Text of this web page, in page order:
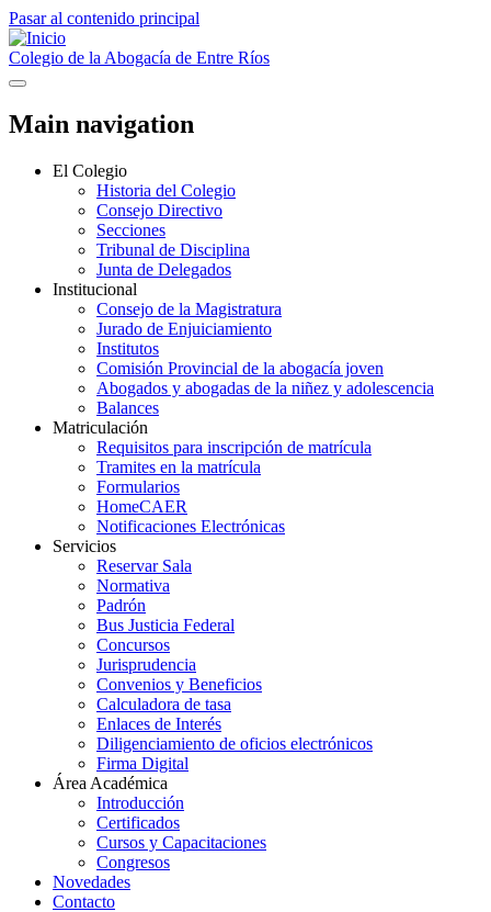
Pasar al contenido principal
Colegio de la Abogacía de Entre Ríos
Main navigation
El Colegio
Historia del Colegio
Consejo Directivo
Secciones
Tribunal de Disciplina
Junta de Delegados
Institucional
Consejo de la Magistratura
Jurado de Enjuiciamiento
Institutos
Comisión Provincial de la abogacía joven
Abogados y abogadas de la niñez y adolescencia
Balances
Matriculación
Requisitos para inscripción de matrícula
Tramites en la matrícula
Formularios
HomeCAER
Notificaciones Electrónicas
Servicios
Reservar Sala
Normativa
Padrón
Bus Justicia Federal
Concursos
Jurisprudencia
Convenios y Beneficios
Calculadora de tasa
Enlaces de Interés
Diligenciamiento de oficios electrónicos
Firma Digital
Área Académica
Introducción
Certificados
Cursos y Capacitaciones
Congresos
Novedades
Contacto